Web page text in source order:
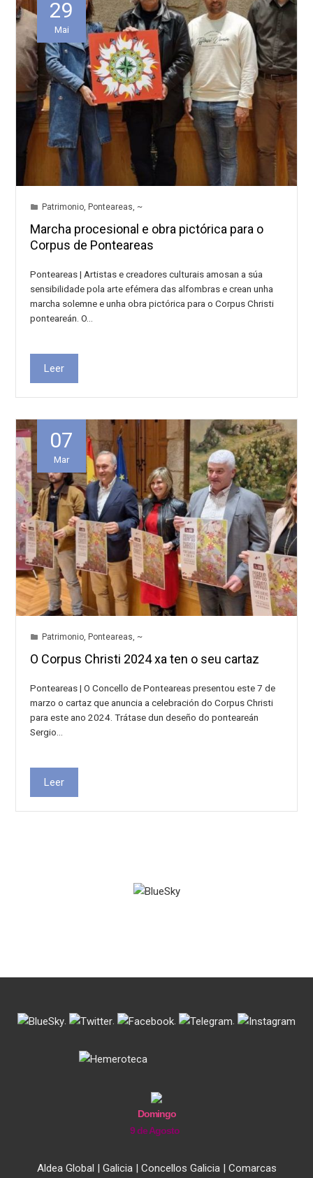
29
Mai
Patrimonio, Ponteareas, ~
Marcha procesional e obra pictórica para o
Corpus de Ponteareas
Ponteareas | Artistas e creadores culturais amosan a súa
sensibilidade pola arte efémera das alfombras e crean unha
marcha solemne e unha obra pictórica para o Corpus Christi
ponteareán. O…
Leer
07
Mar
Patrimonio, Ponteareas, ~
O Corpus Christi 2024 xa ten o seu cartaz
Ponteareas | O Concello de Ponteareas presentou este 7 de
marzo o cartaz que anuncia a celebración do Corpus Christi
para este ano 2024. Trátase dun deseño do ponteareán
Sergio…
Leer
. . . .
Domingo
9 de Agosto
Aldea Global | Galicia| Concellos Galicia| Comarcas